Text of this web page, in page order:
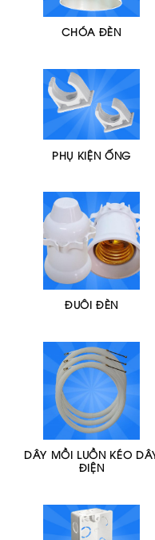
CHÓA ĐÈN
PHỤ KIỆN ỐNG
ĐUÔI ĐÈN
DÂY MỒI LUỒN KÉO
ĐIỆN